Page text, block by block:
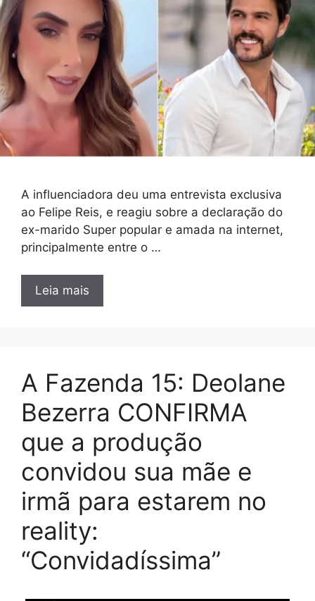
A influenciadora deu uma entrevista exclusiva
ao Felipe Reis, e reagiu sobre a declaração do
ex-marido Super popular e amada na internet,
principalmente entre o …
Leia mais
A Fazenda 15: Deolane
Bezerra CONFIRMA
que a produção
convidou sua mãe e
irmã para estarem no
reality:
“Convidadíssima”